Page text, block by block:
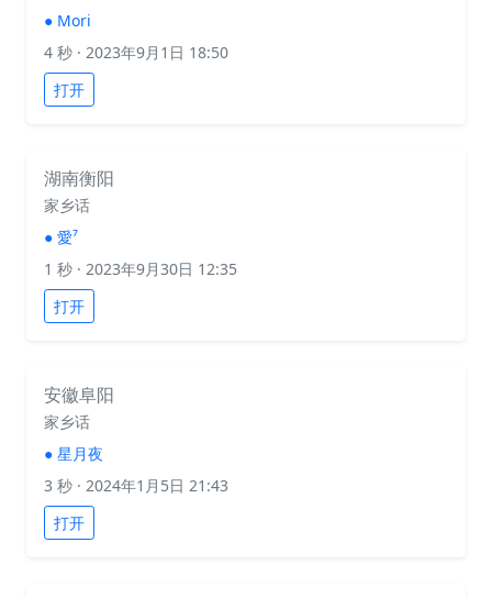
● Mori
4 秒 · 2023年9月1日 18:50
打开
湖南衡阳
家乡话
● 愛⁷
1 秒 · 2023年9月30日 12:35
打开
安徽阜阳
家乡话
● 星月夜
3 秒 · 2024年1月5日 21:43
打开